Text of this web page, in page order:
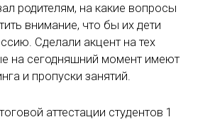
родителям, на какие вопросы
внимание, что бы их дети
Сделали акцент на тех
на сегодняшний момент имеют
и пропуски занятий.
аттестации студентов 1